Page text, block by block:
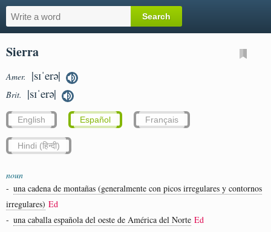
Sierra
Amer. |sɪˈerə|
Brit. |sɪˈerə|
English Español Français
Hindi (हिन्दी)
noun
- una cadena de montañas (generalmente con picos irregulares y contornos
irregulares) Ed
- una caballa española del oeste de América del Norte Ed